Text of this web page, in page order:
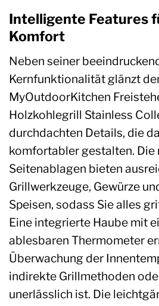
Intelligente Features
Komfort
Neben seiner
Kernfunktionalität glänzt
MyOutdoorKitchen
Holzkohlegrill Stainless
durchdachten Details, die
komfortabler gestalten. Die
Seitenablagen bieten
Grillwerkzeuge, Gewürze
Speisen, sodass Sie alles
Eine integrierte Haube mit
ablesbaren Thermometer
Überwachung der
indirekte Grillmethoden
unerlässlich ist. Die